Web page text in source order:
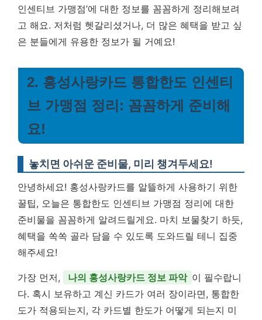
인센티브 가맹점’에 대한 정보를 꼼꼼하게 정리해보려
고 해요. 저처럼 헷갈리셨거나, 더 많은 혜택을 받고 싶
은 분들에게 유용한 정보가 될 거예요!
2. 홍성사랑카드 통합한도 인센티
브 가맹점 정리: 꼼꼼하게 준비해
요!
놓치면 아쉬운 준비물, 미리 챙겨두세요!
안녕하세요! 홍성사랑카드를 알뜰하게 사용하기 위한
꿀팁, 오늘은 통합한도 인센티브 가맹점 정리에 대한
준비물을 꼼꼼하게 알려드릴게요. 마치 보물찾기 하듯,
혜택을 쏙쏙 골라 담을 수 있도록 도와드릴 테니 집중
해주세요!
가장 먼저, 나의 홍성사랑카드 정보 파악 이 필수랍니
다. 혹시 보유하고 계신 카드가 여러 장이라면, 통합한
도가 적용되는지, 각 카드별 한도가 어떻게 되는지 미